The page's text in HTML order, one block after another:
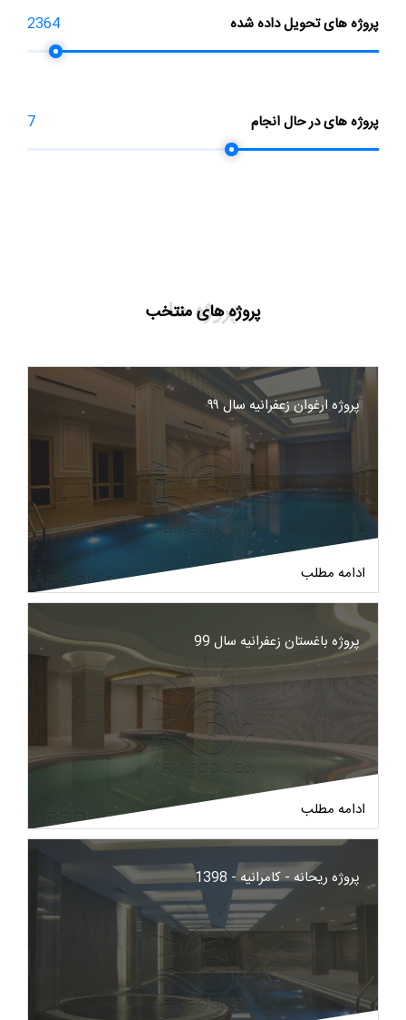
پروژه های تحویل داده شده 2364
پروژه های در حال انجام 7
پروژه های منتخب
پروژه ها
پروژه ارغوان زعفرانیه سال ۹۹
ادامه مطلب
پروژه باغستان زعفرانیه سال 99
ادامه مطلب
پروژه ریحانه - کامرانیه - 1398